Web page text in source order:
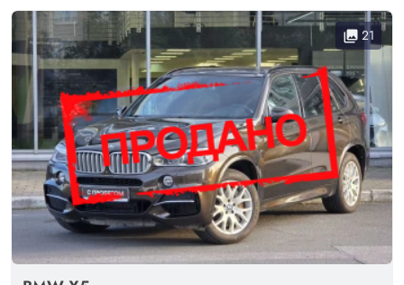
collections 21